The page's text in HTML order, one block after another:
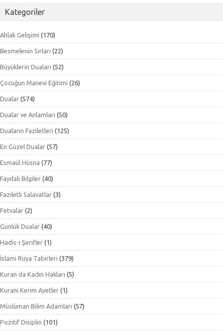
Kategoriler
Ahlak Gelişimi (170)
Besmelenin Sırları (22)
Büyüklerin Duaları (52)
Çocuğun Manevi Eğitimi (26)
Dualar (574)
Dualar ve Anlamları (50)
Duaların Faziletleri (125)
En Güzel Dualar (57)
Esmaül Hüsna (77)
Faydalı Bilgiler (40)
Faziletli Salavatlar (3)
Fetvalar (2)
Günlük Dualar (40)
Hadis-i Şerifler (1)
İslami Rüya Tabirleri (379)
Kuran da Kadın Hakları (5)
Kuranı Kerim Ayetler (1)
Müslüman Bilim Adamları (57)
Pozitif Disiplin (101)